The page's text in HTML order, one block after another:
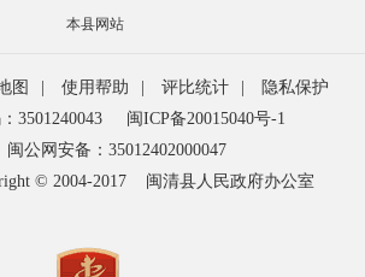
本县网站
图 使用帮助 评比统计
隐私保护
3501240043
闽ICP备20015040号-1
闽公网安备： 35012402000047
© 2004-2017
闽清县人民政府办公室